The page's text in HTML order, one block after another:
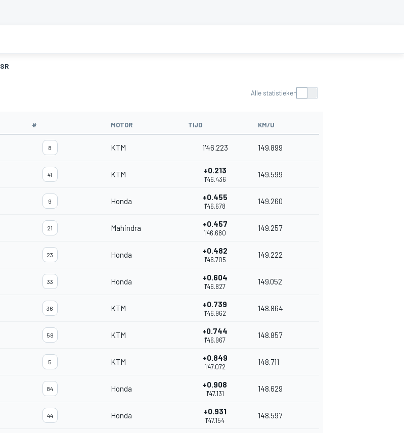
SR
Alle statistieken
# MOTOR TIJD KM/U
8 KTM 1'46.223 149.899
41 KTM +0.213
1'46.436
149.599
9 Honda +0.455
1'46.678
149.260
21 Mahindra +0.457
1'46.680
149.257
23 Honda +0.482
1'46.705
149.222
33 Honda +0.604
1'46.827
149.052
36 KTM +0.739
1'46.962
148.864
58 KTM +0.744
1'46.967
148.857
5 KTM +0.849
1'47.072
148.711
84 Honda +0.908
1'47.131
148.629
44 Honda +0.931
1'47.154
148.597